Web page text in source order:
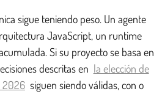
sigue teniendo peso. Un agente
JavaScript, un runtime
Si su proyecto se basa en
descritas en la elección de
2026 siguen siendo válidas, con o